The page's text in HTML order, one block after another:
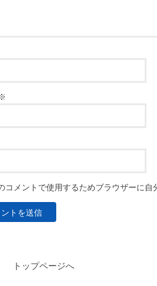
コメントで使用するためブラウザーに自
トップページへ